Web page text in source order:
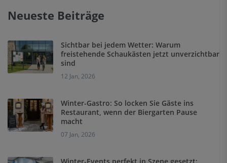
Neueste Beiträge
Sichtbar bei jedem Wetter: Warum
freistehende Schaukästen jetzt unverzichtbar
sind
12 Jan, 2026
Winter-Gastro: So locken Sie Gäste ins
Restaurant, wenn der Biergarten Pause
macht
07 Jan, 2026